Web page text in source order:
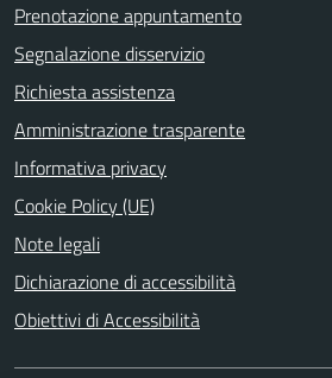
Prenotazione appuntamento
Segnalazione disservizio
Richiesta assistenza
Amministrazione trasparente
Informativa privacy
Cookie Policy (UE)
Note legali
Dichiarazione di accessibilità
Obiettivi di Accessibilità